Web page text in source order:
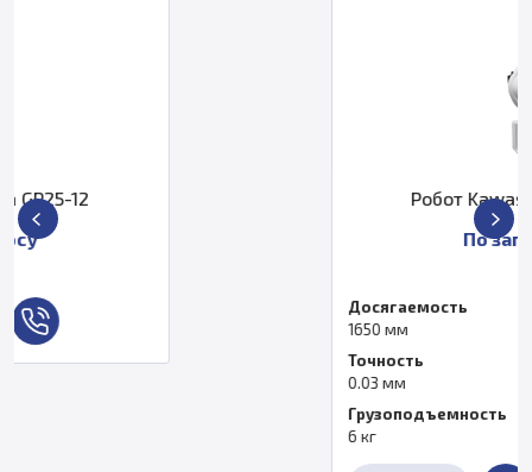
Робот Kawasaki RS006L
Точность